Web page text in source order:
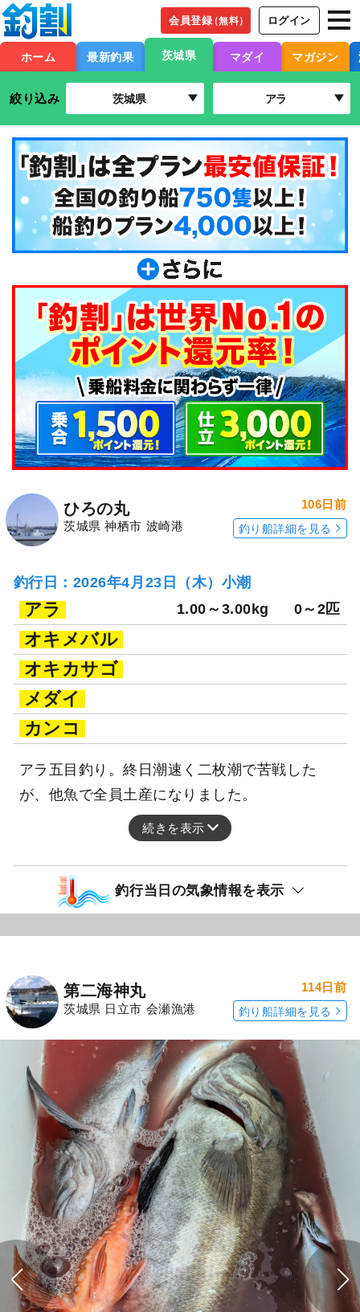
会員登録（無料） ログイン
ホーム 最新釣果 茨城県 マダイ マガジン
絞り込み 茨城県 アラ
ひろの丸
茨城県 神栖市 波崎港
106日前
釣り船詳細を見る
釣行日：2026年4月23日（木）小潮
アラ 1.00～3.00kg 0～2匹
オキメバル
オキカサゴ
メダイ
カンコ
アラ五目釣り。終日潮速く二枚潮で苦戦した
が、他魚で全員土産になりました。
続きを表示
釣行当日の気象情報を表示
第二海神丸
茨城県 日立市 会瀬漁港
114日前
釣り船詳細を見る